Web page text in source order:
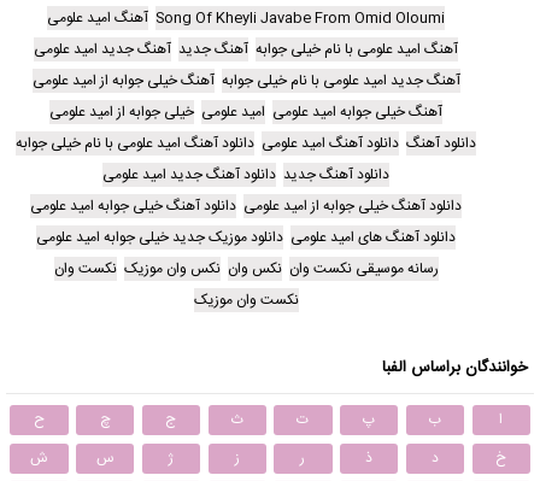
Song Of Kheyli Javabe From Omid Oloumi آهنگ امید علومی
آهنگ امید علومی با نام خیلی جوابه آهنگ جدید آهنگ جدید امید علومی
آهنگ جدید امید علومی با نام خیلی جوابه آهنگ خیلی جوابه از امید علومی
آهنگ خیلی جوابه امید علومی امید علومی خیلی جوابه از امید علومی
دانلود آهنگ دانلود آهنگ امید علومی دانلود آهنگ امید علومی با نام خیلی جوابه
دانلود آهنگ جدید دانلود آهنگ جدید امید علومی
دانلود آهنگ خیلی جوابه از امید علومی دانلود آهنگ خیلی جوابه امید علومی
دانلود آهنگ های امید علومی دانلود موزیک جدید خیلی جوابه امید علومی
رسانه موسیقی نکست وان نکس وان نکس وان موزیک نکست وان
نکست وان موزیک
خوانندگان براساس الفبا
ا ب پ ت ث ج چ
ح
خ
د ذ ر ز ژ س
ش